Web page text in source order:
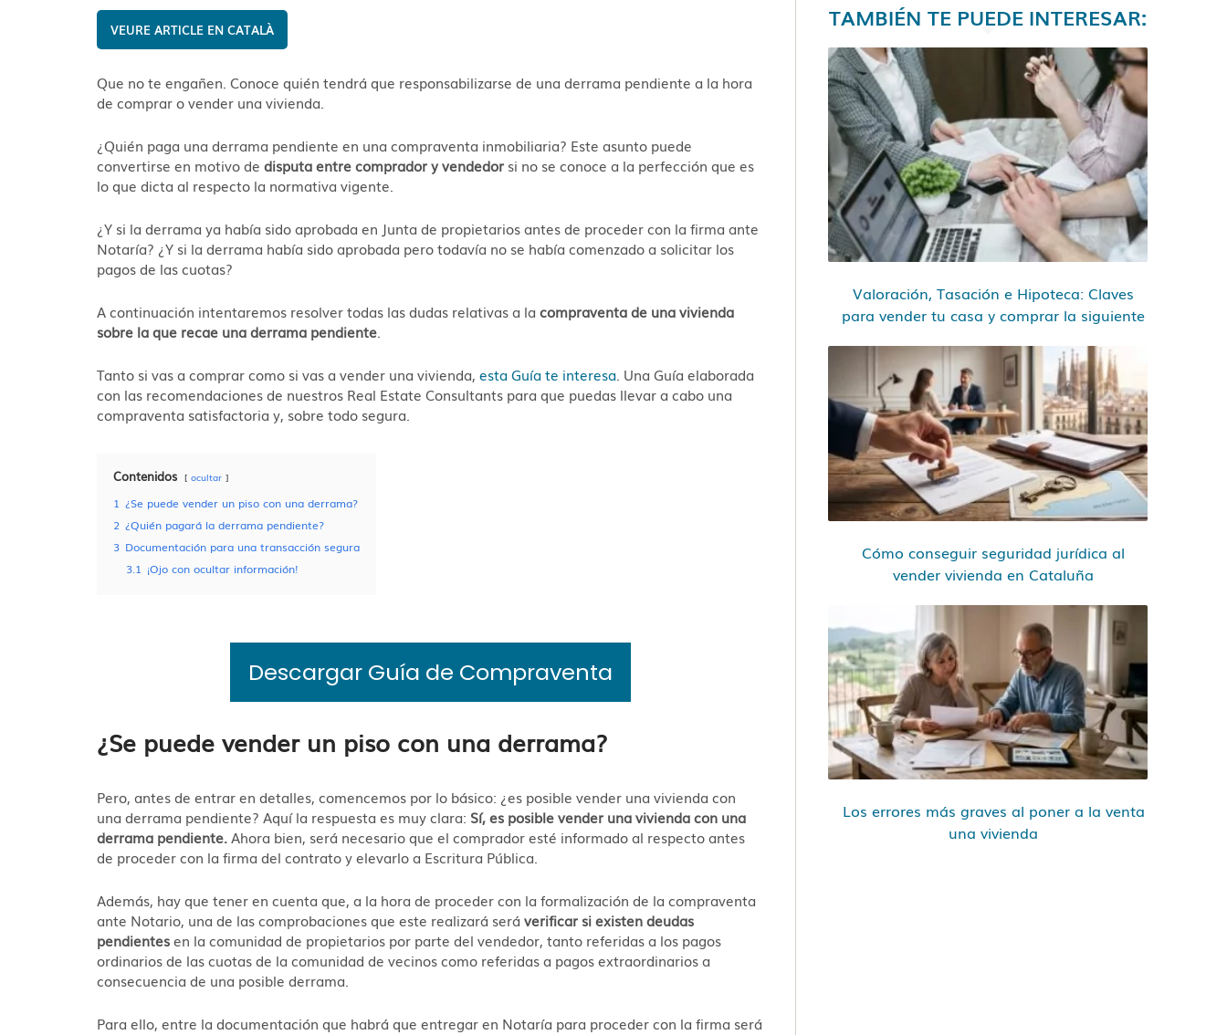
CATALÀ
Que no te engañen. Conoce quién tendrá que responsabilizarse de una derrama pendiente a la hora
de comprar o vender una vivienda.
¿Quién paga una derrama pendiente en una compraventa inmobiliaria? Este asunto puede
convertirse en motivo dedisputa entre comprador y vendedor si no se conoce a la perfección que es
lo que dicta al respecto la normativa vigente.
¿Y si la derrama ya había sido aprobada en Junta de propietarios antes de proceder con la firma ante
Notaría? ¿Y si la derrama había sido aprobada pero todavía no se había comenzado a solicitar los
pagos de las cuotas?
A continuación intentaremos resolver todas las dudas relativas a lacompraventa de una vivienda
sobre la que recae una derrama pendiente
Tanto si vas a comprar como si vas a vender una vivienda,esta Guía te interesa . Una Guía elaborada
con las recomendaciones de nuestros Real Estate Consultants para que puedas llevar a cabo una
compraventa satisfactoria y, sobre todo segura.
Contenidos ocultar
1 ¿Se puede vender un piso con una derrama?
2 ¿Quién pagará la derrama pendiente?
3 Documentación para una transacción segura
3.1 ¡Ojo con ocultar información!
Descargar Guía de Compraventa
¿Se puede vender un piso con una derrama?
Pero, antes de entrar en detalles, comencemos por lo básico: ¿es posible vender una vivienda con
una derrama pendiente? Aquí la respuesta es muy clara: Sí, es posible vender una vivienda con una
derrama pendiente.Ahora bien, será necesario que el comprador esté informado al respecto antes
de proceder con la firma del contrato y elevarlo a Escritura Pública.
Además, hay que tener en cuenta que, a la hora de proceder con la formalización de la compraventa
ante Notario, una de las comprobaciones que este realizará seráverificar si existen deudas
pendientesen la comunidad de propietarios por parte del vendedor, tanto referidas a los pagos
ordinarios de las cuotas de la comunidad de vecinos como referidas a pagos extraordinarios a
consecuencia de una posible derrama.
Para ello, entre la documentación que habrá que entregar en Notaría para proceder con la firma será
TAMBIÉN TE PUEDE INTERESAR:
Valoración, Tasación e Hipoteca: Claves
para vender tu casa y comprar la siguiente
Cómo conseguir seguridad jurídica al
vender vivienda en Cataluña
Los errores más graves al poner a la venta
una vivienda